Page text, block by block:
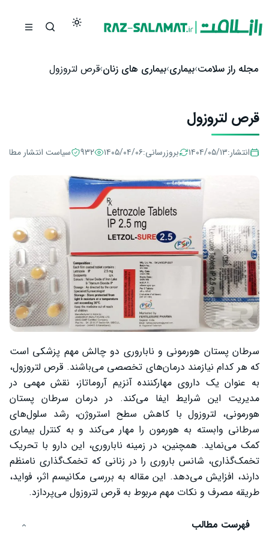
مجله راز سلامت بیماری بیماری های زنان قرص لتروزول
قرص لتروزول
انتشار:۱۴۰۴/۰۵/۱۳ بروزرسانی:۱۴۰۵/۰۴/۰۶ 932 سیاست انتشار
سرطان پستان هورمونی و ناباروری دو چالش مهم پزشکی است
که هر کدام نیازمند درمان‌های تخصصی می‌باشند. قرص لتروزول،
به عنوان یک داروی مهارکننده آنزیم آروماتاز، نقش مهمی در
مدیریت این شرایط ایفا می‌کند. در درمان سرطان پستان
هورمونی، لتروزول با کاهش سطح استروژن، رشد سلول‌های
سرطانی وابسته به هورمون را مهار می‌کند و به کنترل بیماری
کمک می‌نماید. همچنین، در زمینه ناباروری، این دارو با تحریک
تخمک‌گذاری، شانس باروری را در زنانی که تخمک‌گذاری نامنظم
دارند، افزایش می‌دهد. این مقاله به بررسی مکانیسم اثر، فواید،
طریقه مصرف و نکات مهم مربوط به قرص لتروزول می‌پردازد.
فهرست مطالب